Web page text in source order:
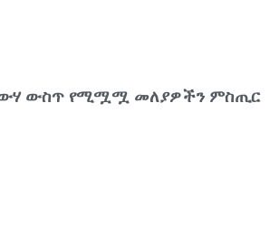
ውስጥ የሚሟሟ መለያዎችን ምስጢር